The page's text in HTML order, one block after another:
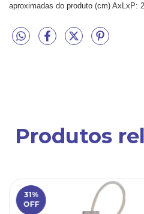
aproximadas do produto (cm) AxLxP:
Produtos
31%
OFF